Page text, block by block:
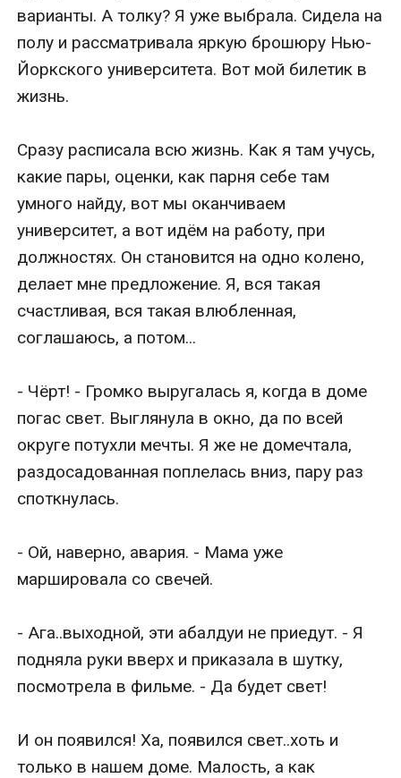
варианты. А толку? Я уже выбрала. Сидела на
полу и рассматривала яркую брошюру Нью-
Йоркского университета. Вот мой билетик в
жизнь.
Сразу расписала всю жизнь. Как я там учусь,
какие пары, оценки, как парня себе там
умного найду, вот мы оканчиваем
университет, а вот идём на работу, при
должностях. Он становится на одно колено,
делает мне предложение. Я, вся такая
счастливая, вся такая влюбленная,
соглашаюсь, а потом...
- Чёрт! - Громко выругалась я, когда в доме
погас свет. Выглянула в окно, да по всей
округе потухли мечты. Я же не домечтала,
раздосадованная поплелась вниз, пару раз
споткнулась.
- Ой, наверно, авария. - Мама уже
маршировала со свечей.
- Ага..выходной, эти абалдуи не приедут. - Я
подняла руки вверх и приказала в шутку,
посмотрела в фильме. - Да будет свет!
И он появился! Ха, появился свет..хоть и
только в нашем доме. Малость, а как